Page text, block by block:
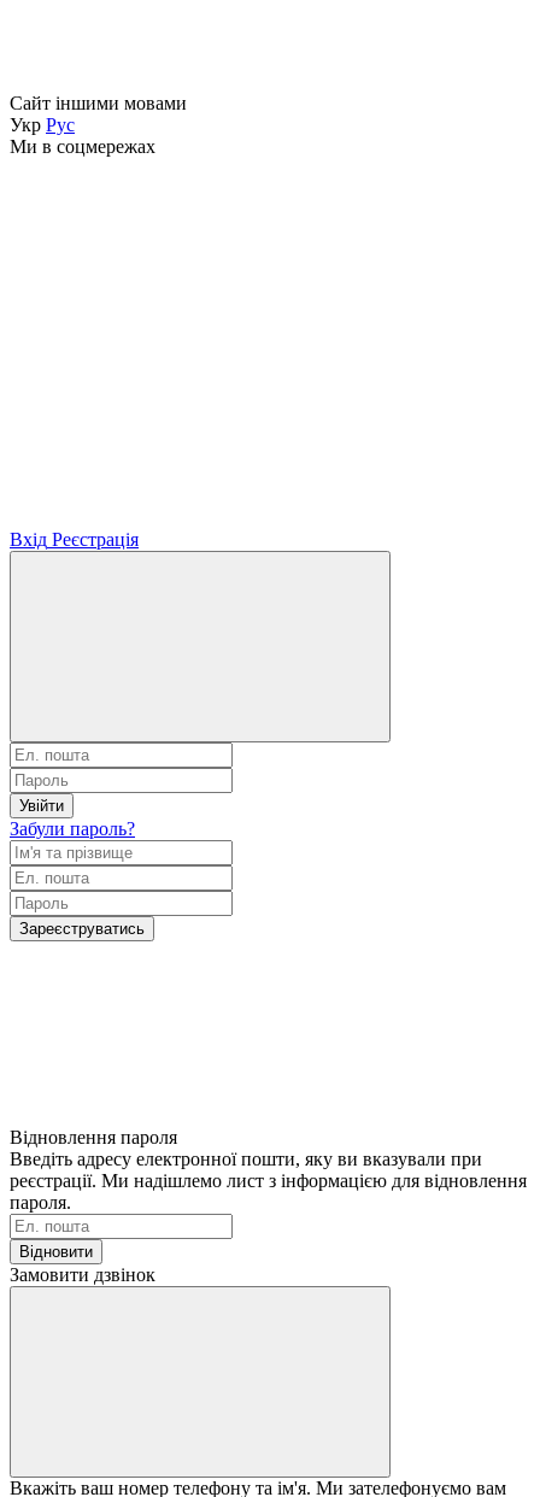
Сайт іншими мовами
Укр Рус
Ми в соцмережах
Вхід Реєстрація
Увійти
Забули пароль?
Зареєструватись
Відновлення пароля
Введіть адресу електронної пошти, яку ви вказували при
реєстрації. Ми надішлемо лист з інформацією для відновлення
пароля.
Відновити
Замовити дзвінок
Вкажіть ваш номер телефону та ім'я. Ми зателефонуємо вам